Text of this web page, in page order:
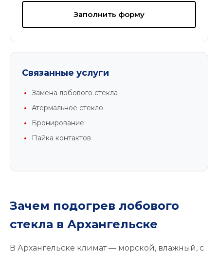
Зачем подогрев лобового
стекла в Архангельске
В Архангельске климат — морской, влажный, с
Заполнить форму
Связанные услуги
Замена лобового стекла
Атермальное стекло
Бронирование
Пайка контактов